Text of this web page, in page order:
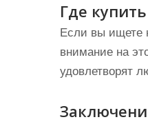
Где
Если вы ищете
внимание на
удовлетворят